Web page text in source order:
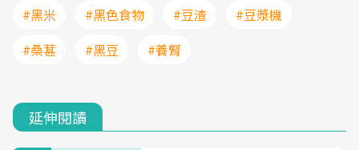
#黑米 #黑色食物 #豆渣
#豆漿機
#桑葚
#黑豆 #養腎
延伸閱讀